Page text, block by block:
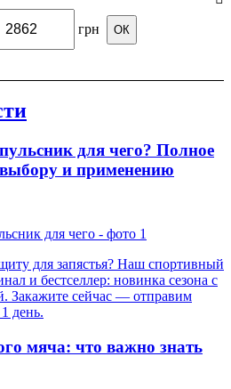
грн ОК
для чего? Полное
и применению
для запястья? Наш спортивный
и бестселлер: новинка сезона с
Закажите сейчас — отправим
день.
мяча: что важно знать